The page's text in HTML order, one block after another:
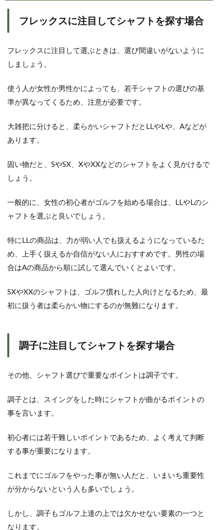
ス
グ
の
仕
が
ポ
イ
ト
4
ャ
ト
び
は
詳
い
人
の
力
を
り
よ
う
フレックスに注目してシャフトを探す場合
フレックスに注目して選ぶときは、選び間違いがないように
しましょう。
使う人が女性か男性かによっても、若干シャフトの選びの基
準が異なってくるため、注意が必要です。
大雑把に分けると、柔らかいシャフトだとLLやLや、Aなどが
あります。
固い物だと、SやSX、XやXXなどのシャフトをよく見かけるで
しょう。
一般的に、女性の初心者がゴルフを始める場合は、LLやLのシ
ャフトを選ぶと良いでしょう。
特にLLの商品は、力が弱い人でも扱えるようになっているた
め、上手く扱えるか自信がない人におすすめです。男性の場
合はAの商品から順に試して選んでいくとよいです。
SXやXXのシャフトは、ゴルフ慣れした人向けとなるため、最
初に扱う者は柔らかい物にするのが無難になります。
調子に注目してシャフトを探す場合
その他、シャフト選びで重要なポイントは調子です。
調子とは、スイングをした時にシャフトが曲がるポイントの
事を言います。
初心者には若干難しいポイントであるため、よく考えて判断
する事が重要になります。
これまでにゴルフをやった事が無い人だと、いまいち重要性
が分からないという人も多いでしょう。
しかし、調子もゴルフ上達の上では欠かせない要素の一つと
なります。